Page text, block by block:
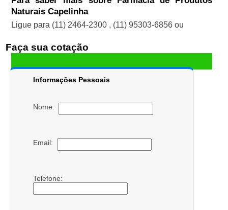
Naturais Capelinha
Ligue para (11) 2464-2300 , (11) 95303-6856 ou
Faça sua cotação
Informações Pessoais
Nome:
Email:
Telefone: